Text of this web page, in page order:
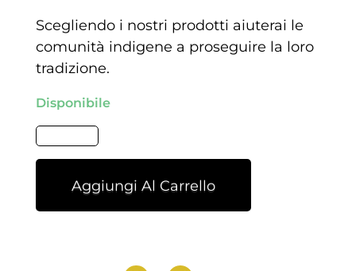
Scegliendo i nostri prodotti aiuterai le
comunità indigene a proseguire la loro
tradizione.
Disponibile
Aggiungi Al Carrello